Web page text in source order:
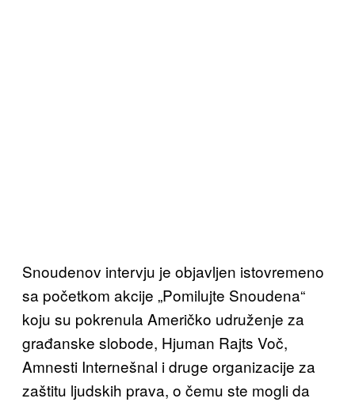
Snoudenov intervju je objavljen istovremeno
sa početkom akcije „Pomilujte Snoudena“
koju su pokrenula Američko udruženje za
građanske slobode, Hjuman Rajts Voč,
Amnesti Internešnal i druge organizacije za
zaštitu ljudskih prava, o čemu ste mogli da